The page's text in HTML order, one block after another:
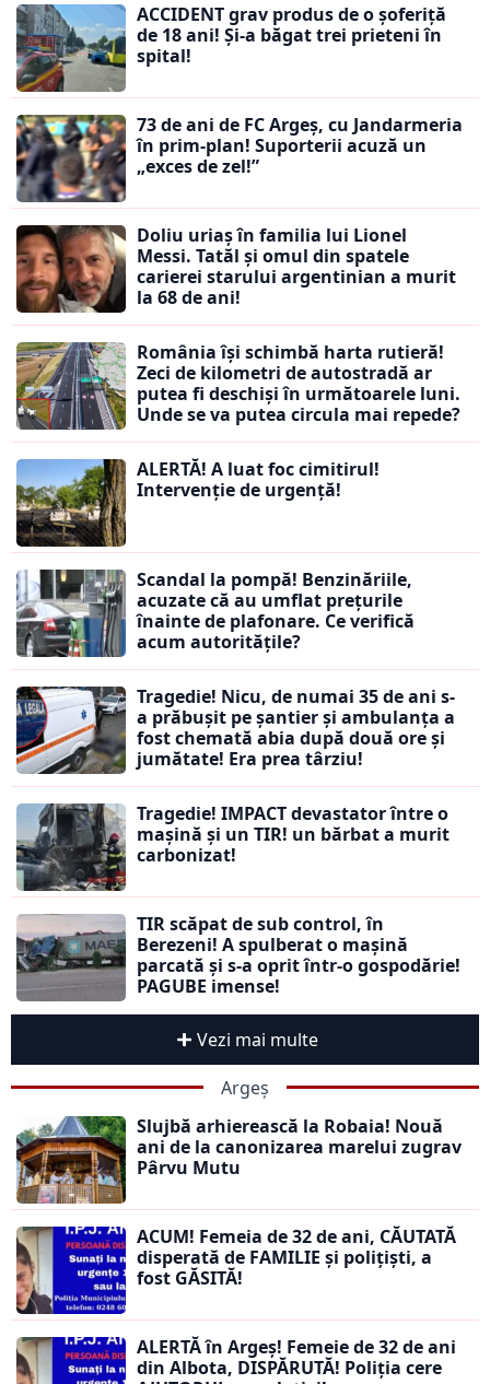
ACCIDENT grav produs de o șoferiță
de 18 ani! Și-a băgat trei prieteni în
spital!
73 de ani de FC Argeș, cu Jandarmeria
în prim-plan! Suporterii acuză un
„exces de zel!”
Doliu uriaș în familia lui Lionel
Messi. Tatăl și omul din spatele
carierei starului argentinian a murit
la 68 de ani!
România își schimbă harta rutieră!
Zeci de kilometri de autostradă ar
putea fi deschiși în următoarele luni.
Unde se va putea circula mai repede?
ALERTĂ! A luat foc cimitirul!
Intervenție de urgență!
Scandal la pompă! Benzinăriile,
acuzate că au umflat prețurile
înainte de plafonare. Ce verifică
acum autoritățile?
Tragedie! Nicu, de numai 35 de ani s-
a prăbușit pe șantier și ambulanța a
fost chemată abia după două ore și
jumătate! Era prea târziu!
Tragedie! IMPACT devastator între o
mașină și un TIR! un bărbat a murit
carbonizat!
TIR scăpat de sub control, în
Berezeni! A spulberat o mașină
parcată și s-a oprit într-o gospodărie!
PAGUBE imense!
Vezi mai multe
Argeș
Slujbă arhierească la Robaia! Nouă
ani de la canonizarea marelui zugrav
Pârvu Mutu
ACUM! Femeia de 32 de ani, CĂUTATĂ
disperată de FAMILIE și polițiști, a
fost GĂSITĂ!
ALERTĂ în Argeș! Femeie de 32 de ani
din Albota, DISPĂRUTĂ! Poliția cere